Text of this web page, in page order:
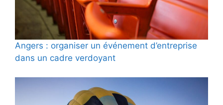
Angers : organiser un événement d’entreprise
dans un cadre verdoyant